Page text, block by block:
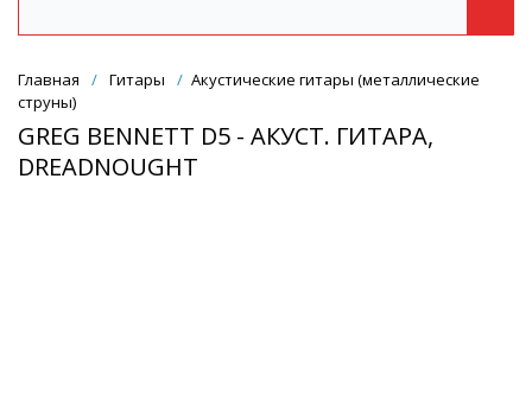
Главная / Гитары / Акустические гитары (металлические
струны)
GREG BENNETT D5 - АКУСТ. ГИТАРА,
DREADNOUGHT